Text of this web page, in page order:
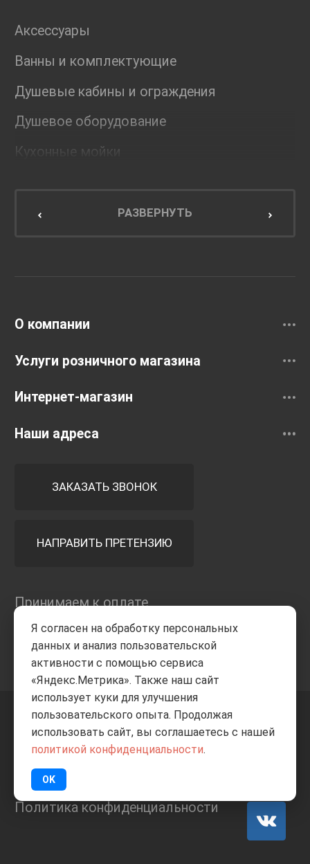
Аксессуары
Ванны и комплектующие
Душевые кабины и ограждения
Душевое оборудование
Кухонные мойки
Мебель для кухниРАЗВЕРНУТЬ
О компании
Услуги розничного магазина
Интернет-магазин
Наши адреса
ЗАКАЗАТЬ ЗВОНОК
НАПРАВИТЬ ПРЕТЕНЗИЮ
Принимаем к оплате
+7 8332205-805 ВВЕРХ
ИП Баранов А.С. 2026
Политика конфиденциальности
Я согласен на обработку персональных
данных и анализ пользовательской
активности с помощью сервиса
«Яндекс.Метрика». Также наш сайт
использует куки для улучшения
пользовательского опыта. Продолжая
использовать сайт, вы соглашаетесь с нашей
политикой конфиденциальности.
OK